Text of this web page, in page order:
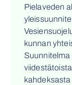
Pielaveden
kunnan